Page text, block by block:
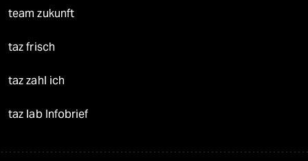
team zukunft
taz frisch
taz zahl ich
taz lab Infobrief